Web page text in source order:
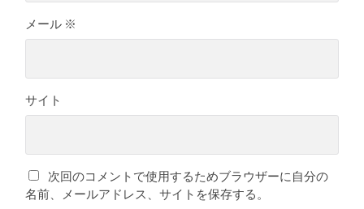
メール ※
サイト
次回のコメントで使用するためブラウザーに自分の
名前、メールアドレス、サイトを保存する。